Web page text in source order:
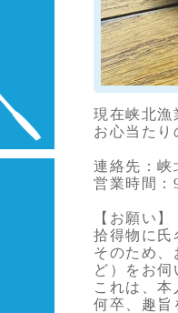
現在峡北漁
お心当た
連絡先：
営業時間：
【お願い】
拾得物に氏
そのため
ど）をお
これは、
何卒、趣旨